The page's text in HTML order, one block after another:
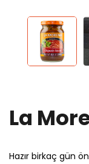
La
Hazır birkaç gün